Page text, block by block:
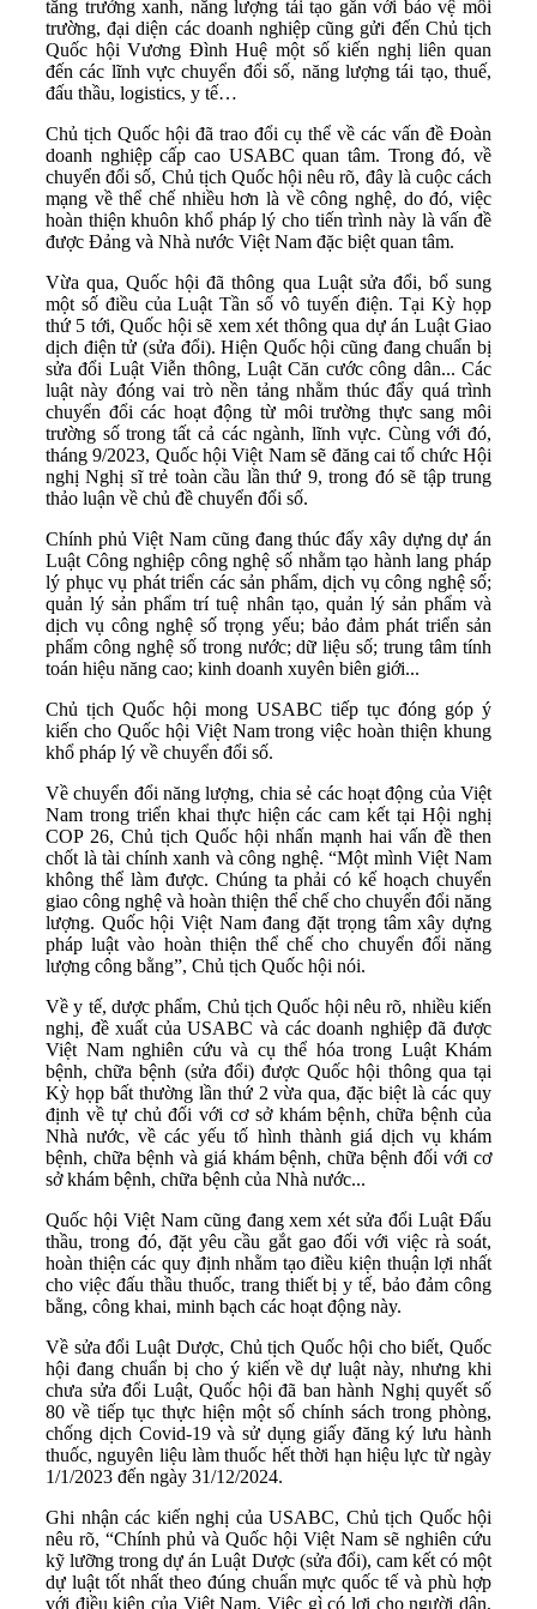
tăng trưởng xanh, năng lượng tái tạo gắn với bảo vệ môi
trường, đại diện các doanh nghiệp cũng gửi đến Chủ tịch
Quốc hội Vương Đình Huệ một số kiến nghị liên quan
đến các lĩnh vực chuyển đổi số, năng lượng tái tạo, thuế,
đấu thầu, logistics, y tế…
Chủ tịch Quốc hội đã trao đổi cụ thể về các vấn đề Đoàn
doanh nghiệp cấp cao USABC quan tâm. Trong đó, về
chuyển đổi số, Chủ tịch Quốc hội nêu rõ, đây là cuộc cách
mạng về thể chế nhiều hơn là về công nghệ, do đó, việc
hoàn thiện khuôn khổ pháp lý cho tiến trình này là vấn đề
được Đảng và Nhà nước Việt Nam đặc biệt quan tâm.
Vừa qua, Quốc hội đã thông qua Luật sửa đổi, bổ sung
một số điều của Luật Tần số vô tuyến điện. Tại Kỳ họp
thứ 5 tới, Quốc hội sẽ xem xét thông qua dự án Luật Giao
dịch điện tử (sửa đổi). Hiện Quốc hội cũng đang chuẩn bị
sửa đổi Luật Viễn thông, Luật Căn cước công dân... Các
luật này đóng vai trò nền tảng nhằm thúc đẩy quá trình
chuyển đổi các hoạt động từ môi trường thực sang môi
trường số trong tất cả các ngành, lĩnh vực. Cùng với đó,
tháng 9/2023, Quốc hội Việt Nam sẽ đăng cai tổ chức Hội
nghị Nghị sĩ trẻ toàn cầu lần thứ 9, trong đó sẽ tập trung
thảo luận về chủ đề chuyển đổi số.
Chính phủ Việt Nam cũng đang thúc đẩy xây dựng dự án
Luật Công nghiệp công nghệ số nhằm tạo hành lang pháp
lý phục vụ phát triển các sản phẩm, dịch vụ công nghệ số;
quản lý sản phẩm trí tuệ nhân tạo, quản lý sản phẩm và
dịch vụ công nghệ số trọng yếu; bảo đảm phát triển sản
phẩm công nghệ số trong nước; dữ liệu số; trung tâm tính
toán hiệu năng cao; kinh doanh xuyên biên giới...
Chủ tịch Quốc hội mong USABC tiếp tục đóng góp ý
kiến cho Quốc hội Việt Nam trong việc hoàn thiện khung
khổ pháp lý về chuyển đổi số.
Về chuyển đổi năng lượng, chia sẻ các hoạt động của Việt
Nam trong triển khai thực hiện các cam kết tại Hội nghị
COP 26, Chủ tịch Quốc hội nhấn mạnh hai vấn đề then
chốt là tài chính xanh và công nghệ. “Một mình Việt Nam
không thể làm được. Chúng ta phải có kế hoạch chuyển
giao công nghệ và hoàn thiện thể chế cho chuyển đổi năng
lượng. Quốc hội Việt Nam đang đặt trọng tâm xây dựng
pháp luật vào hoàn thiện thể chế cho chuyển đổi năng
lượng công bằng”, Chủ tịch Quốc hội nói.
Về y tế, dược phẩm, Chủ tịch Quốc hội nêu rõ, nhiều kiến
nghị, đề xuất của USABC và các doanh nghiệp đã được
Việt Nam nghiên cứu và cụ thể hóa trong Luật Khám
bệnh, chữa bệnh (sửa đổi) được Quốc hội thông qua tại
Kỳ họp bất thường lần thứ 2 vừa qua, đặc biệt là các quy
định về tự chủ đối với cơ sở khám bệnh, chữa bệnh của
Nhà nước, về các yếu tố hình thành giá dịch vụ khám
bệnh, chữa bệnh và giá khám bệnh, chữa bệnh đối với cơ
sở khám bệnh, chữa bệnh của Nhà nước...
Quốc hội Việt Nam cũng đang xem xét sửa đổi Luật Đấu
thầu, trong đó, đặt yêu cầu gắt gao đối với việc rà soát,
hoàn thiện các quy định nhằm tạo điều kiện thuận lợi nhất
cho việc đấu thầu thuốc, trang thiết bị y tế, bảo đảm công
bằng, công khai, minh bạch các hoạt động này.
Về sửa đổi Luật Dược, Chủ tịch Quốc hội cho biết, Quốc
hội đang chuẩn bị cho ý kiến về dự luật này, nhưng khi
chưa sửa đổi Luật, Quốc hội đã ban hành Nghị quyết số
80 về tiếp tục thực hiện một số chính sách trong phòng,
chống dịch Covid-19 và sử dụng giấy đăng ký lưu hành
thuốc, nguyên liệu làm thuốc hết thời hạn hiệu lực từ ngày
1/1/2023 đến ngày 31/12/2024.
Ghi nhận các kiến nghị của USABC, Chủ tịch Quốc hội
nêu rõ, “Chính phủ và Quốc hội Việt Nam sẽ nghiên cứu
kỹ lưỡng trong dự án Luật Dược (sửa đổi), cam kết có một
dự luật tốt nhất theo đúng chuẩn mực quốc tế và phù hợp
với điều kiện của Việt Nam. Việc gì có lợi cho người dân,